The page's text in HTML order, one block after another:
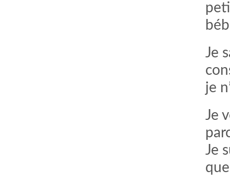
Je
je
Je
Je